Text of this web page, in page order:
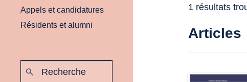
Appels et candidatures
Résidents et alumni
1 résultats
Articles